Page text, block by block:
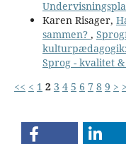
Karen Risager,
sammen? ,
Sprog - kvalitet
<< < 1 2 3 4 5 6 7 8 9 >